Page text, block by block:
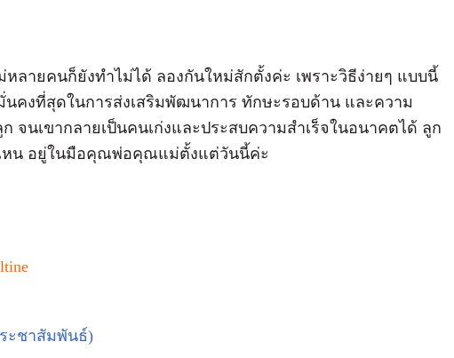
ลายคนก็ยังทำไม่ได้ ลองกันใหม่สักตั้งค่ะ เพราะวิธีง่ายๆ แบบนี้
นคงที่สุดในการส่งเสริมพัฒนาการ ทักษะรอบด้าน และความ
จนเขากลายเป็นคนเก่งและประสบความสำเร็จในอนาคตได้ ลูก
หน อยู่ในมือคุณพ่อคุณแม่ตั้งแต่วันนี้ค่ะ
ะชาสัมพันธ์)